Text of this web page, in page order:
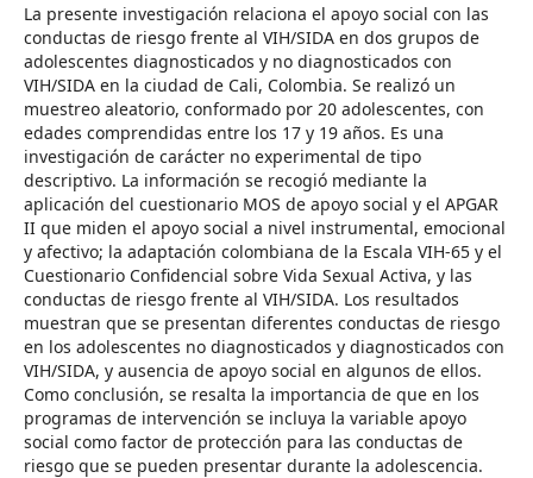
La presente investigación relaciona el apoyo social con las
conductas de riesgo frente al VIH/SIDA en dos grupos de
adolescentes diagnosticados y no diagnosticados con
VIH/SIDA en la ciudad de Cali, Colombia. Se realizó un
muestreo aleatorio, conformado por 20 adolescentes, con
edades comprendidas entre los 17 y 19 años. Es una
investigación de carácter no experimental de tipo
descriptivo. La información se recogió mediante la
aplicación del cuestionario MOS de apoyo social y el APGAR
II que miden el apoyo social a nivel instrumental, emocional
y afectivo; la adaptación colombiana de la Escala VIH-65 y el
Cuestionario Confidencial sobre Vida Sexual Activa, y las
conductas de riesgo frente al VIH/SIDA. Los resultados
muestran que se presentan diferentes conductas de riesgo
en los adolescentes no diagnosticados y diagnosticados con
VIH/SIDA, y ausencia de apoyo social en algunos de ellos.
Como conclusión, se resalta la importancia de que en los
programas de intervención se incluya la variable apoyo
social como factor de protección para las conductas de
riesgo que se pueden presentar durante la adolescencia.